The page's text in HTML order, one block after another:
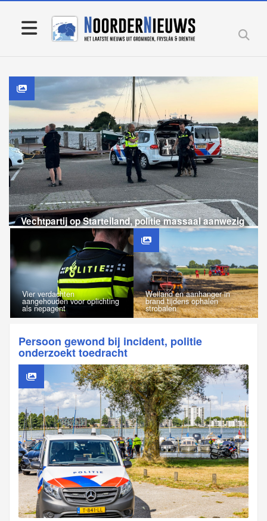
Vechtpartij op Starteiland, politie massaal aanwezig
Vier verdachten
aangehouden voor oplichting
als nepagent
Weiland en aanhanger in
brand tijdens ophalen
strobalen
Persoon gewond bij incident, politie
onderzoekt toedracht